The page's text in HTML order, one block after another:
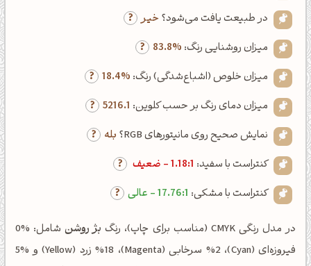
در طبیعت یافت می‌شود؟ خیر
میزان روشنایی رنگ: 83.8%
میزان خلوص (اشباع‌شدگی) رنگ: 18.4%
میزان دمای رنگ بر حسب کلوین: 5216.1
نمایش صحیح روی مانیتورهای RGB؟
بله
کنتراست با سفید: 1.18:1 - ضعیف
کنتراست با مشکی: 17.76:1 - عالی
در مدل رنگی CMYK (مناسب برای چاپ)، رنگ بژ روشن
شامل: %0
فیروزه‌ای (Cyan)، %2 سرخابی (Magenta)، %18 زرد (Yellow) و %5